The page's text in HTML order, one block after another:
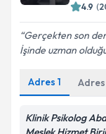
4.9 (
Gerçekten son
İşinde uzman
Adres 1 Adres
Klinik Psikolog